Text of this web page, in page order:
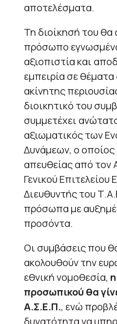
αποτελέσματα.
Τη διοίκησή του θα
πρόσωπο
αξιοπιστία και
εμπειρία σε θέματα
ακίνητης
διοικητικό του
συμμετέχει
αξιωματικός των
Δυνάμεων, ο οποίος
απευθείας από τον
Γενικού Επιτελείου
Διευθυντής του
πρόσωπα με
προσόντα.
Οι συμβάσεις που
ακολουθούν την
εθνική νομοθεσία,
προσωπικού θα
Α.Σ.Ε.Π., ενώ
δυνατότητα να